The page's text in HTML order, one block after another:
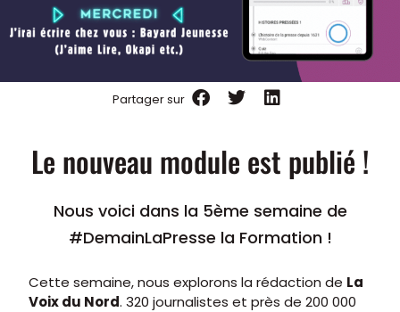
Partager sur
Le nouveau module est publié !
Nous voici dans la 5ème semaine de
#DemainLaPresse la Formation !
Cette semaine, nous explorons la rédaction de La
Voix du Nord. 320 journalistes et près de 200 000